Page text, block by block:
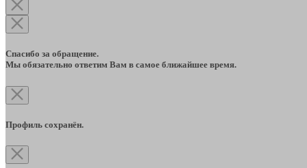
Спасибо за обращение.
Мы обязательно ответим Вам в самое ближайшее время.
Профиль сохранён.